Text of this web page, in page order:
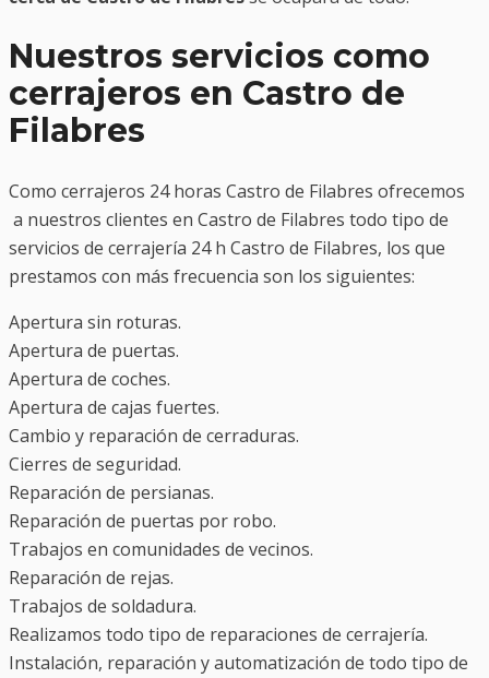
Nuestros servicios como
cerrajeros en Castro de
Filabres
Como cerrajeros 24 horas Castro de Filabres ofrecemos
a nuestros clientes en Castro de Filabres todo tipo de
servicios de cerrajería 24 h Castro de Filabres, los que
prestamos con más frecuencia son los siguientes:
Apertura sin roturas.
Apertura de puertas.
Apertura de coches.
Apertura de cajas fuertes.
Cambio y reparación de cerraduras.
Cierres de seguridad.
Reparación de persianas.
Reparación de puertas por robo.
Trabajos en comunidades de vecinos.
Reparación de rejas.
Trabajos de soldadura.
Realizamos todo tipo de reparaciones de cerrajería.
Instalación, reparación y automatización de todo tipo de